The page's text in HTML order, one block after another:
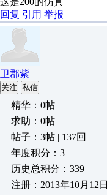
回复 引用 举报
卫郡紫
关注 私信
精华：0帖
求助：0帖
帖子：3帖 | 137回
年度积分：3
历史总积分：339
注册：2013年10月12日